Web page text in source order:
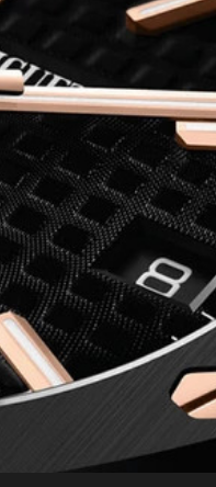
TỪ 1 - 2 TỶ VNĐ
TỪ 2 TỶ - 5 TỶ VNĐ